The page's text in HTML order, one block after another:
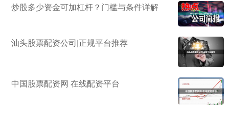
炒股多少资金可加杠杆？门槛与条件详解
汕头股票配资公司|正规平台推荐
中国股票配资网 在线配资平台